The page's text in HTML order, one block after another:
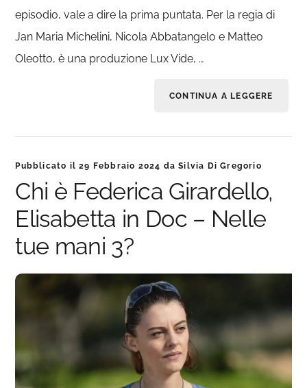
episodio, vale a dire la prima puntata. Per la regia di
Jan Maria Michelini, Nicola Abbatangelo e Matteo
Oleotto, è una produzione Lux Vide, …
CONTINUA A LEGGERE
Pubblicato il29 Febbraio 2024 daSilvia Di Gregorio
Chi è Federica Girardello,
Elisabetta in Doc – Nelle
tue mani 3?